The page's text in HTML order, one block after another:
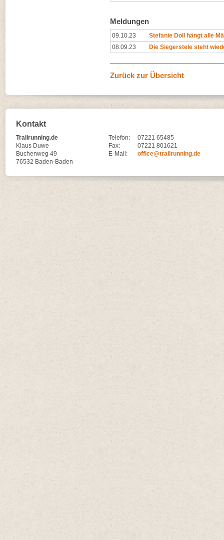
Meldungen
09.10.23
Stefanie Doll hängt alle
08.09.23
Die Siegerstele steht
Zurück zur Übersicht
Kontakt
Trailrunning.de
Klaus Duwe
Buchenweg 49
76532 Baden-Baden
Telefon:
07221 65485
Fax:
07221 801621
E-Mail:
office@trailrunning.de